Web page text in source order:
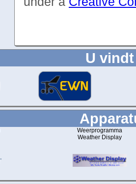
U
Weerprogramma
Weather Display